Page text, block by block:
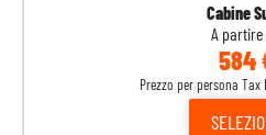
Cabine
A
584
Prezzo per persona